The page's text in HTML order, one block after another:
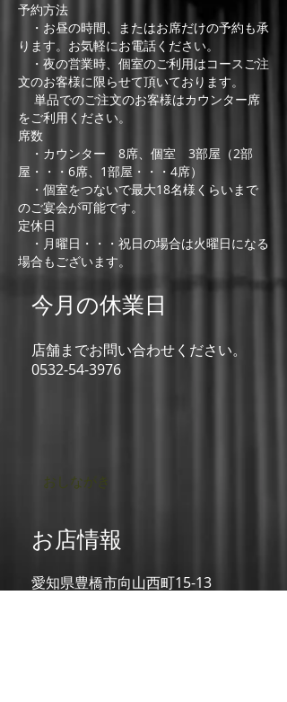
予約方法
・お昼の時間、またはお席だけの予約も承
ります。お気軽にお電話ください。
・夜の営業時、個室のご利用はコースご注
文のお客様に限らせて頂いております。
単品でのご注文のお客様はカウンター席
をご利用ください。
席数
・カウンター 8席、個室 3部屋（2部
屋・・・6席、1部屋・・・4席）
・個室をつないで最大18名様くらいまで
のご宴会が可能です。
定休日
・月曜日・・・祝日の場合は火曜日になる
場合もございます。
今月の休業日
店舗までお問い合わせください。
​0532-54-3976
おしながき
お店情報
愛知県豊橋市向山西町15-13